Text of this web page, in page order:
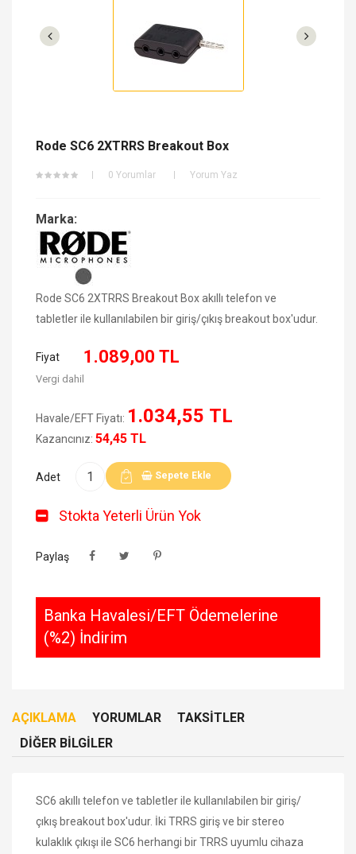
Rode SC6 2XTRRS Breakout Box
0 Yorumlar Yorum Yaz
Marka:
Rode SC6 2XTRRS Breakout Box akıllı telefon ve
tabletler ile kullanılabilen bir giriş/çıkış breakout box'udur.
Fiyat 1.089,00 TL
Vergi dahil
Havale/EFT Fiyatı: 1.034,55 TL
Kazancınız: 54,45 TL
Adet Sepete Ekle
Stokta Yeterli Ürün Yok
Paylaş
Banka Havalesi/EFT Ödemelerine
(%2) İndirim
AÇIKLAMA YORUMLAR
TAKSITLER
DIĞER BILGILER
SC6 akıllı telefon ve tabletler ile kullanılabilen bir giriş/
çıkış breakout box'udur. İki TRRS giriş ve bir stereo
kulaklık çıkışı ile SC6 herhangi bir TRRS uyumlu cihaza